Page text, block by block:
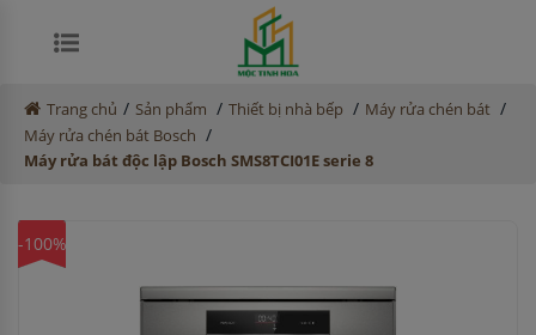
Trang chủ / Sản phẩm / Thiết bị nhà bếp / Máy rửa chén bát /
Máy rửa chén bát Bosch /
Máy rửa bát độc lập Bosch SMS8TCI01E serie 8
-100%